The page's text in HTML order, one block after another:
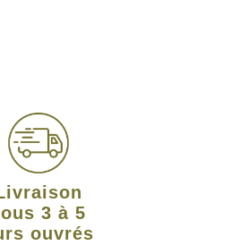
3 à 5
ouvrés